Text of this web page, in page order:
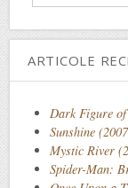
ARTICOLE
Dark Figure
Sunshine
Mystic River
Spider-Man: